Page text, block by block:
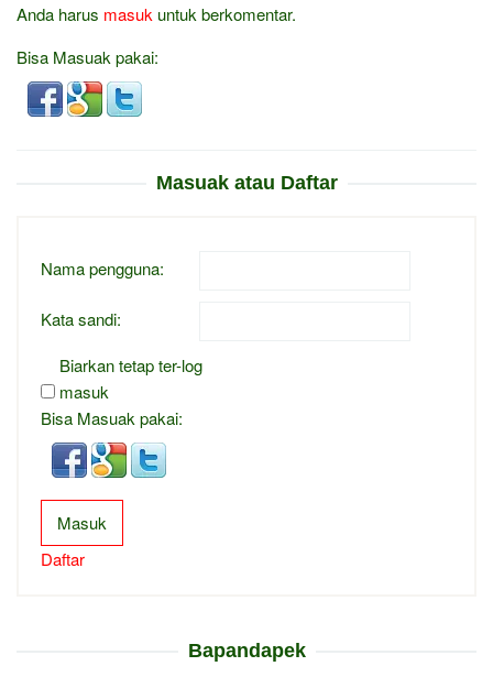
Anda harus masuk untuk berkomentar.
Bisa Masuak pakai:
Masuak atau Daftar
Nama pengguna:
Kata sandi:
Biarkan tetap ter-log
masuk
Bisa Masuak pakai:
Masuk
Daftar
Bapandapek